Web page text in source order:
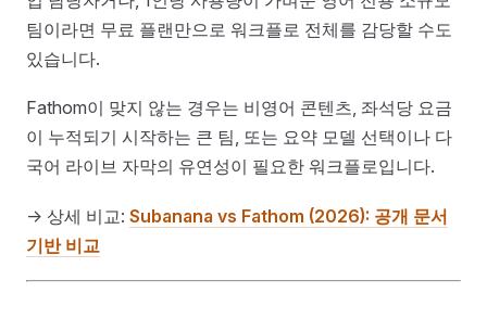
팀이라면 무료 플랜만으로 워크플로 전체를 감당할 수도
있습니다.
Fathom이 맞지 않는 경우는 비영어 콘텐츠, 좌석당 요금
이 누적되기 시작하는 큰 팀, 또는 요약 모델 선택이나 다
국어 라이브 자막의 유연성이 필요한 워크플로입니다.
→ 상세 비교: Subanana vs Fathom (2026): 공개 문서
기반 비교